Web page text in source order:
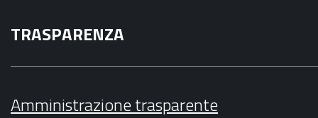
TRASPARENZA
Amministrazione trasparente